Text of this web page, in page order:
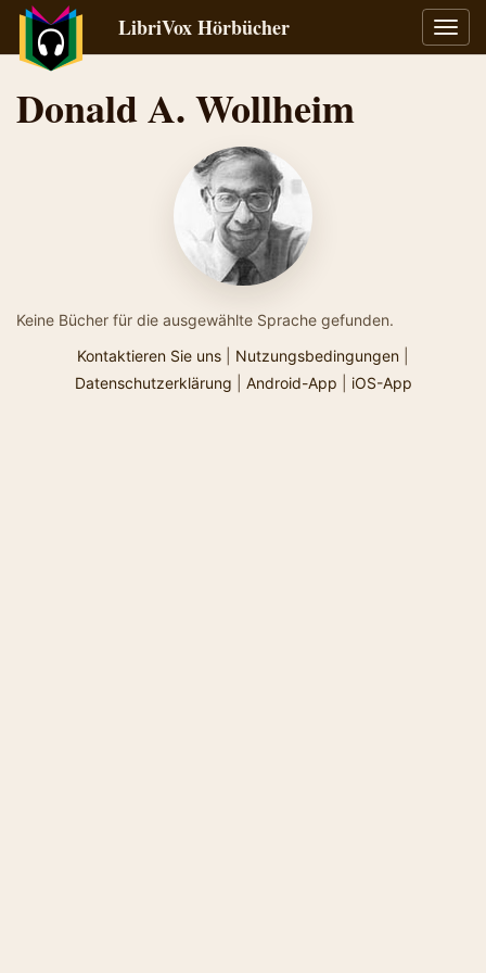
LibriVox Hörbücher
Donald A. Wollheim
Keine Bücher für die ausgewählte Sprache gefunden.
Kontaktieren Sie uns
Nutzungsbedingungen
Datenschutzerklärung
Android-App iOS-App